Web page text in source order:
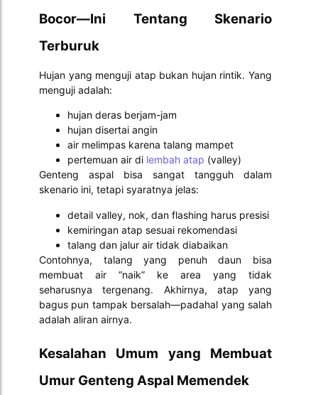
Bocor—Ini Tentang Skenario
Terburuk
Hujan yang menguji atap bukan hujan rintik. Yang
menguji adalah:
hujan deras berjam-jam
hujan disertai angin
air melimpas karena talang mampet
pertemuan air di lembah atap (valley)
Genteng aspal bisa sangat tangguh dalam
skenario ini, tetapi syaratnya jelas:
detail valley, nok, dan flashing harus presisi
kemiringan atap sesuai rekomendasi
talang dan jalur air tidak diabaikan
Contohnya, talang yang penuh daun bisa
membuat air “naik” ke area yang tidak
seharusnya tergenang. Akhirnya, atap yang
bagus pun tampak bersalah—padahal yang salah
adalah aliran airnya.
Kesalahan Umum yang Membuat
Umur Genteng Aspal Memendek